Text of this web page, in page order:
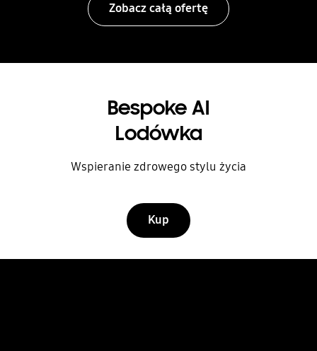
Zobacz całą ofertę
Bespoke AI
Lodówka
Wspieranie zdrowego stylu życia
Kup